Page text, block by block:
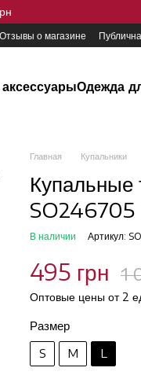
Отзывы о магазине
Одежда
Главная Купальники
Купальные
SO246705
В наличии Артикул:
495 грн 1
Оптовые цены от 2
Размер
S M L